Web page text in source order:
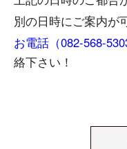
別の日時にご案内が
お電話（082-568-
絡下さい！